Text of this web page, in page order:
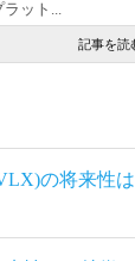
ット...
記事を読
の将来性